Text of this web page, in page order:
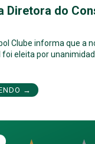
Diretora do
Clube informa que a
foi eleita por
→